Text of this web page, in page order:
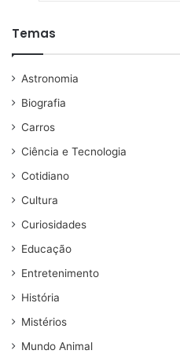
Temas
Astronomia
Biografia
Carros
Ciência e Tecnologia
Cotidiano
Cultura
Curiosidades
Educação
Entretenimento
História
Mistérios
Mundo Animal